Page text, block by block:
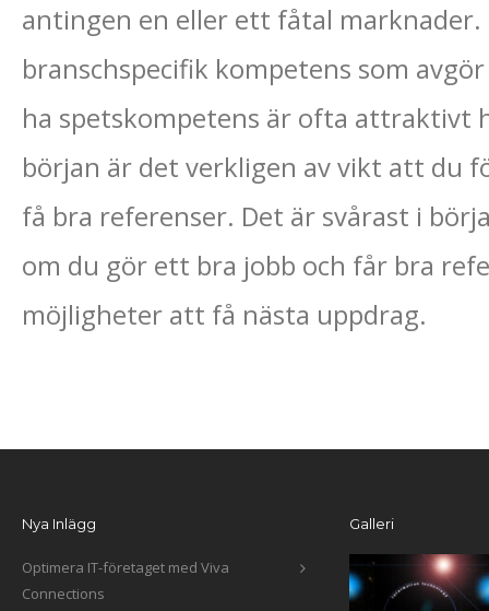
antingen en eller ett fåtal
branschspecifik kompetens som
ha spetskompetens är ofta attraktivt
början är det verkligen av vikt att du
få bra referenser. Det är svårast i
om du gör ett bra jobb och får bra
möjligheter att få nästa uppdrag.
Nya Inlägg
Optimera IT-företaget med Viva
Connections
Galleri